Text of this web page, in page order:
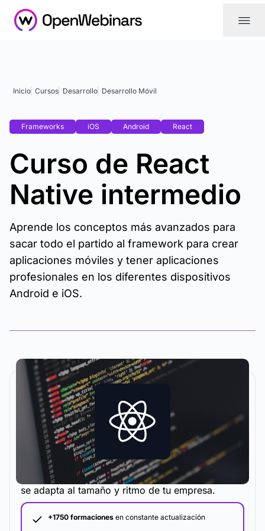
|||
Inicio Cursos Desarrollo Desarrollo Móvil
Frameworks iOS Android React
Curso de React
Native intermedio
Aprende los conceptos más avanzados para
sacar todo el partido al framework para crear
aplicaciones móviles y tener aplicaciones
profesionales en los diferentes dispositivos
Android e iOS.
La metodología y plataforma de formación que
se adapta al tamaño y ritmo de tu empresa.
+1750 formaciones en constante actualización